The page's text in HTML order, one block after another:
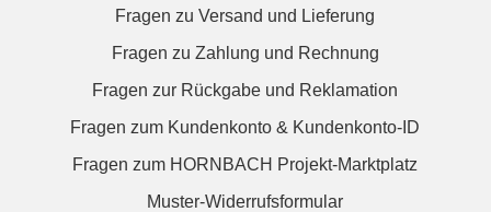
Fragen zu Versand und Lieferung
Fragen zu Zahlung und Rechnung
Fragen zur Rückgabe und Reklamation
Fragen zum Kundenkonto & Kundenkonto-ID
Fragen zum HORNBACH Projekt-Marktplatz
Muster-Widerrufsformular